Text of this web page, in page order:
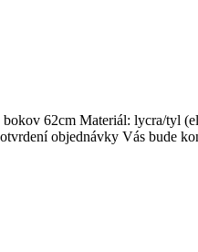
62cm Materiál: lycra/tyl
objednávky Vás bude